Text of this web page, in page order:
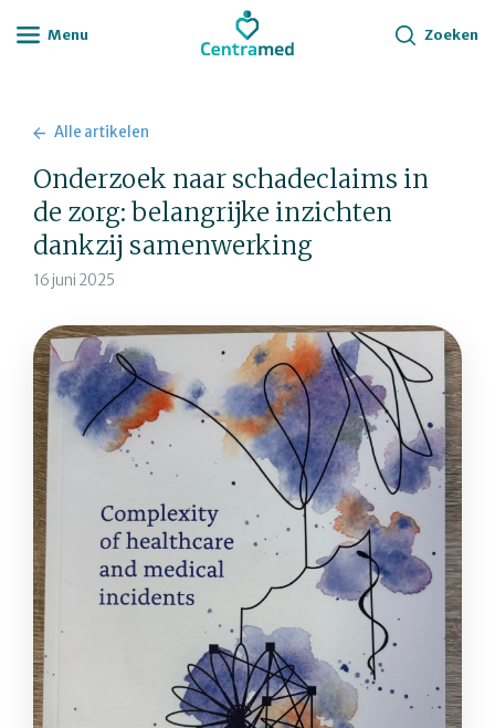
Menu Zoeken
Alle artikelen
Onderzoek naar schadeclaims in
de zorg: belangrijke inzichten
dankzij samenwerking
16 juni 2025